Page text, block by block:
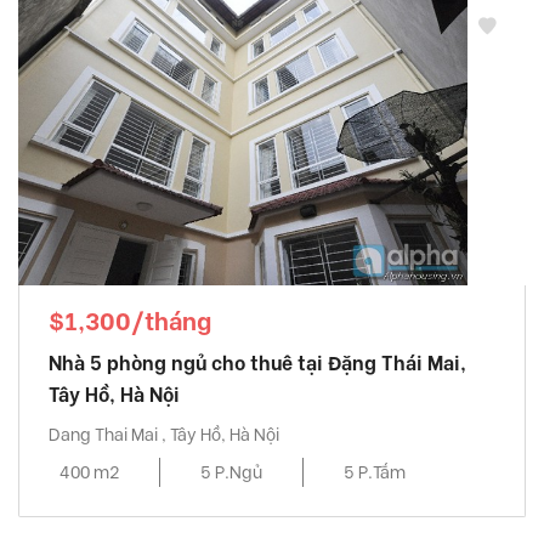
Indochina Plaza, Cầu Giấy Quận
Keangnam, Từ Liêm Quận
King Palce Nguyen Trai, Thanh Xuân Quận
Kosmo Tay Ho, Tây Hồ Quận
Lac Hong West Lake , Quận
Lancaster, Ba Đình Quận
Lancaster Luminaire – Lang street, Quận
Mandarin Garden , Cầu Giấy Quận
Mipec Riverside
Pacific Place , Hoàn Kiếm Quận
Richland Southern , Cầu Giấy Quận
Seasons Avenue , Hà Đông Quận
$1,300/tháng
Nhà 5 phòng ngủ cho thuê tại Đặng Thái Mai,
Tây Hồ, Hà Nội
Dang Thai Mai , Tây Hồ, Hà Nội
400 m2
5 P.Ngủ 5 P.Tắm